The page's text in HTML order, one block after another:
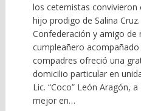
los cetemistas convivieron
hijo prodigo de Salina
Confederación y amigo de
cumpleañero
compadres ofreció una
domicilio particular en
Lic. “Coco” León Aragón,
mejor en…